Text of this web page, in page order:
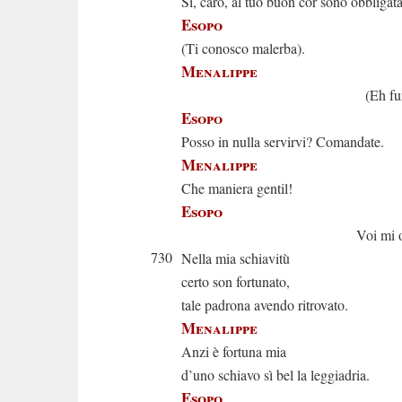
Esopo
(Ti conosco malerba).
Menalippe
(Eh
Esopo
Posso in nulla servirvi? Comandate.
Menalippe
Che maniera gentil!
Esopo
Voi mi
730 Nella mia schiavitù
certo son fortunato,
tale padrona avendo ritrovato.
Menalippe
Anzi è fortuna mia
d’uno schiavo sì bel la leggiadria.